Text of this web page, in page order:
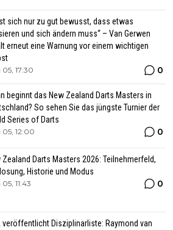
sich nur zu gut bewusst, dass etwas
und sich ändern muss“ – Van Gerwen
erneut eine Warnung vor einem wichtigen
17:30 0
beginnt das New Zealand Darts Masters in
So sehen Sie das jüngste Turnier der
Series of Darts
12:00 0
Zealand Darts Masters 2026: Teilnehmerfeld,
Historie und Modus
11:43 0
veröffentlicht Disziplinarliste: Raymond van